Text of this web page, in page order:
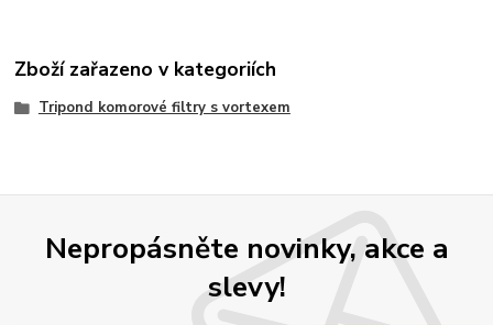
Zboží zařazeno v kategoriích
Tripond komorové filtry s vortexem
Nepropásněte novinky, akce a
slevy!